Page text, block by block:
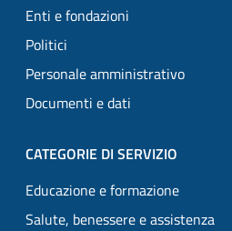
Enti e fondazioni
Politici
Personale amministrativo
Documenti e dati
CATEGORIE DI SERVIZIO
Educazione e formazione
Salute, benessere e assistenza